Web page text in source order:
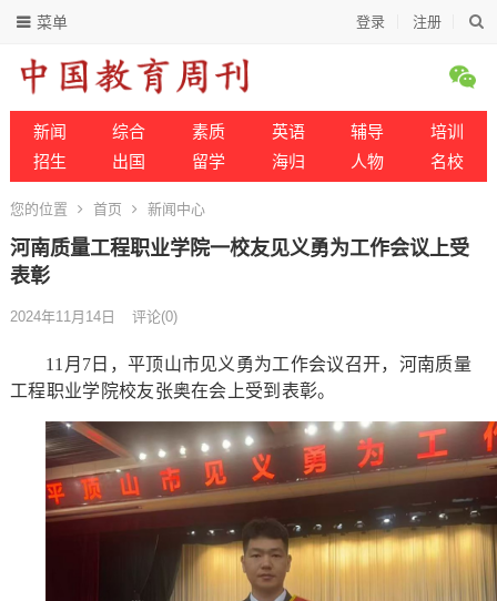
登录 注册
菜单
新闻 综合 素质 英语 辅导
培训
招生
出国 留学 海归 人物 名校
您的位置 首页 新闻中心
河南质量工程职业学院一校友见义勇为工作会议上受
表彰
2024年11月14日 评论(0)
11月7日，平顶山市见义勇为工作会议召开，河南质量
工程职业学院校友张奥在会上受到表彰。